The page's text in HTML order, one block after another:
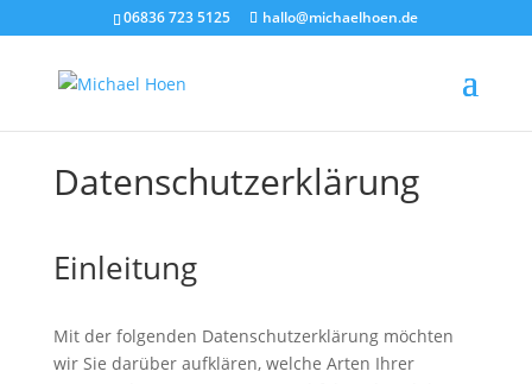
06836 723 5125 hallo@michaelhoen.de
Datenschutzerklärung
Einleitung
Mit der folgenden Datenschutzerklärung möchten
wir Sie darüber aufklären, welche Arten Ihrer